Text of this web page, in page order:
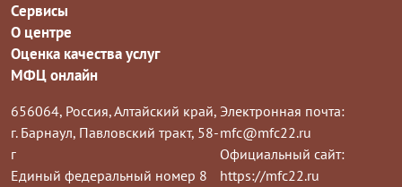
Сервисы
О центре
Оценка качества услуг
МФЦ онлайн
656064, Россия, Алтайский край,
г. Барнаул, Павловский тракт, 58-
г
Единый федеральный номер 8
Электронная почта:
mfc@mfc22.ru
Официальный сайт:
https://mfc22.ru